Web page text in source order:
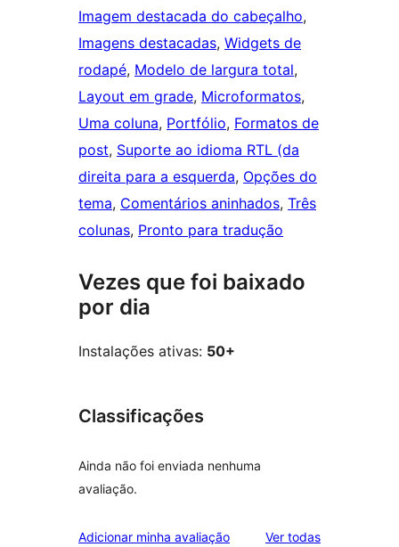
Imagem destacada do cabeçalho
Imagens destacadas, Widgets de
rodapé, Modelo de largura total
Layout em grade, Microformatos
Uma coluna, Portfólio, Formatos de
post, Suporte ao idioma RTL (da
direita para a esquerda, Opções do
tema, Comentários aninhados, Três
colunas, Pronto para tradução
Vezes que foi baixado
por dia
Instalações ativas: 50+
Classificações
Ainda não foi enviada nenhuma
avaliação.
Adicionar minha avaliação Ver todasavaliações